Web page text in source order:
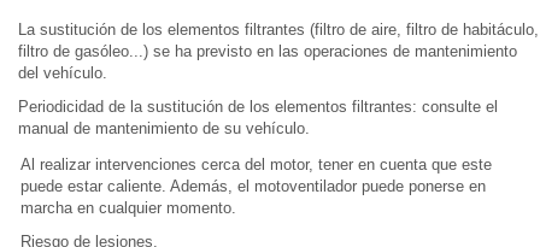
La sustitución de los elementos filtrantes (filtro de aire, filtro de habitáculo,
filtro de gasóleo...) se ha previsto en las operaciones de mantenimiento
del vehículo.
Periodicidad de la sustitución de los elementos filtrantes: consulte el
manual de mantenimiento de su vehículo.
Al realizar intervenciones cerca del motor, tener en cuenta que este
puede estar caliente. Además, el motoventilador puede ponerse en
marcha en cualquier momento.
Riesgo de lesiones.